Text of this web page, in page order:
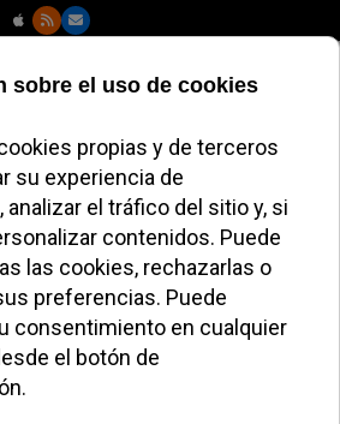
escriben a
von der
exigir